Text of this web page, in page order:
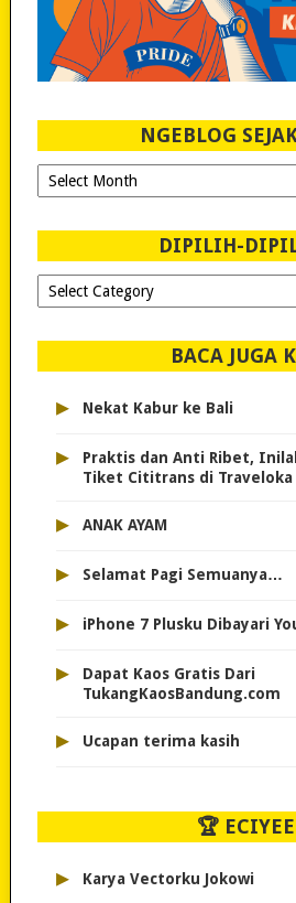
NGEBLOG
Ngeblog
Sejak
DIPILIH-
Dipilih-
dipilih..
BACA JUGA
▸ Nekat Kabur ke Bali
▸
Praktis dan Anti Ribet,
Tiket Cititrans di Traveloka
▸ ANAK AYAM
▸ Selamat Pagi Semuanya…
▸ iPhone 7 Plusku Dibayari
▸
Dapat Kaos Gratis Dari
TukangKaosBandung.com
▸ Ucapan terima kasih
🏆 ECIYEE
▸ Karya Vectorku Jokowi